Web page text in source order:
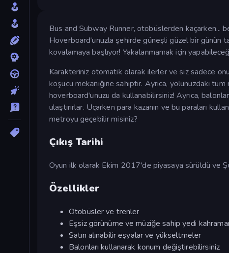
Bus and Subway Runner, otobüslerden kaçarken...
Hoverboard'unuzla şehirde güneşli güzel bir günün
kovalamaya başlıyor! Yakalanmamak için
Karakteriniz otomatik olarak ilerler ve siz sadece
koşucu mekaniğine sahiptir. Ayrıca, yolunuzdaki
hoverboard'unuzu da kullanabilirsiniz! Ayrıca,
ulaştırırlar. Uçarken para kazanın ve bu paraları
metroyu geçebilir misiniz?
Çıkış Tarihi
Oyun ilk olarak Ekim 2017'de piyasaya sürüldü ve
Özellikler
Otobüsler ve trenler
Eşsiz görünüme ve müziğe sahip yedi
Satın alınabilir eşyalar ve yükseltmeler
Balonları kullanarak konum değiştirebilirsiniz